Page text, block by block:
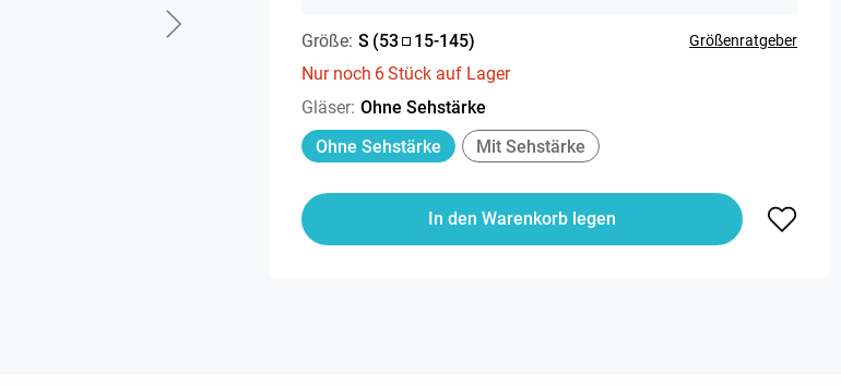
Größe: S (53 15-145) Größenratgeber
Nur noch 6Stück auf Lager
Gläser: Ohne Sehstärke
Ohne Sehstärke
Mit Sehstärke
In den Warenkorb legen